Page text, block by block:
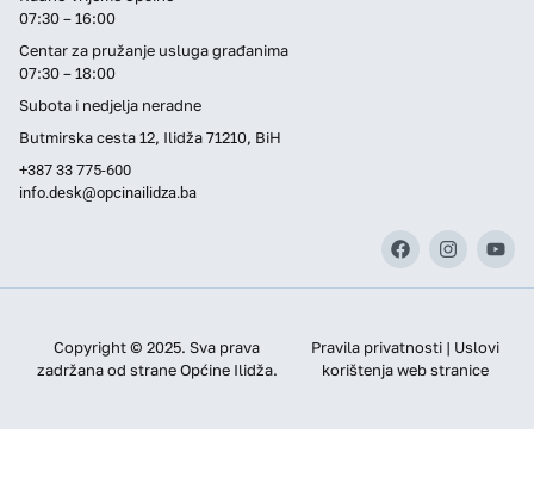
07:30 – 16:00
Centar za pružanje usluga građanima
07:30 – 18:00
Subota i nedjelja neradne
Butmirska cesta 12, Ilidža 71210, BiH
+387 33 775-600
info.desk@opcinailidza.ba
Copyright © 2025. Sva prava
zadržana od strane Općine Ilidža.
Pravila privatnosti | Uslovi
korištenja web stranice